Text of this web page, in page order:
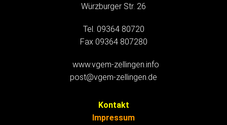
Würzburger Str. 26
Tel. 09364 80720
Fax 09364 807280
www.vgem-zellingen.info
post@vgem-zellingen.de
Kontakt
Impressum